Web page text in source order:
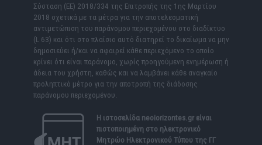
Σύσταση (ΕΕ) 2018/334 της Επιτροπής της 1ης Μαρτίου
2018 σχετικά με τα μέτρα για την αποτελεσματική
αντιμετώπιση του παράνομου περιεχομένου στο διαδίκτυο
(L 63) και ότι στο πλαίσιο αυτό διατηρεί το δικαίωμα να μην
δημοσιεύει ή/και να αφαιρεί κάθε περιεχόμενο το οποίο
κρίνει ότι είναι παράνομο, χωρίς προηγούμενη ενημέρωση ή
άδεια του χρήστη, καθώς και να λαμβάνει κάθε αναγκαίο
προληπτικό μέτρο για την αποτροπή της διάδοσης
παράνομου περιεχομένου.
Η ιστοσελίδα neoiorizontes.grείναι
πιστοποιημένη στο ηλεκτρονικό
Μητρώο Ηλεκτρονικού Τύπου της ΓΓ